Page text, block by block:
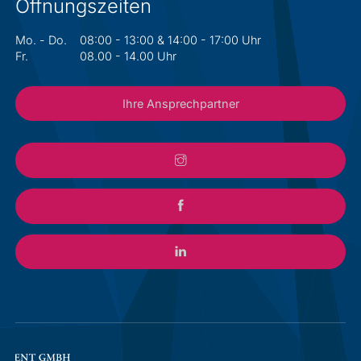
Öffnungszeiten
Mo. - Do.
08:00 - 13:00 & 14:00 - 17:00 Uhr
Fr.
08.00 - 14.00 Uhr
Ihre Ansprechpartner